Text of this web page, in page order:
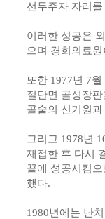
선두주자 자리
이러한 성공은
으며 경희의료
또한 1977년 7
절단면 골성장
골술의 신기원
그리고 1978년
재접한 후 다시
끝에 성공시킴
했다.
1980년에는 난